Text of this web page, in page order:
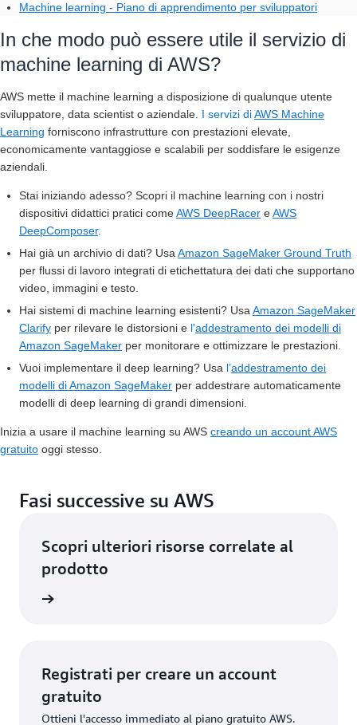
Machine learning - Piano di apprendimento per sviluppatori
In che modo può essere utile il servizio di
machine learning di AWS?
AWS mette il machine learning a disposizione di qualunque utente
sviluppatore, data scientist o aziendale. I servizi diAWS Machine
Learning forniscono infrastrutture con prestazioni elevate,
economicamente vantaggiose e scalabili per soddisfare le esigenze
aziendali.
Stai iniziando adesso? Scopri il machine learning con i nostri
dispositivi didattici pratici comeAWS DeepRacer eAWS
DeepComposer.
Hai già un archivio di dati? UsaAmazon SageMaker Ground Truth
per flussi di lavoro integrati di etichettatura dei dati che supportano
video, immagini e testo.
Hai sistemi di machine learning esistenti? UsaAmazon SageMaker
Clarify per rilevare le distorsioni e l'addestramento dei modelli di
Amazon SageMaker per monitorare e ottimizzare le prestazioni.
Vuoi implementare il deep learning? Usa l’addestramento dei
modelli di Amazon SageMaker per addestrare automaticamente
modelli di deep learning di grandi dimensioni.
Inizia a usare il machine learning su AWS creando un account AWS
gratuito oggi stesso.
Fasi successive su AWS
Scopri ulteriori risorse correlate al
prodotto
Registrati per creare un account
gratuito
Ottieni l'accesso immediato al piano gratuito AWS.